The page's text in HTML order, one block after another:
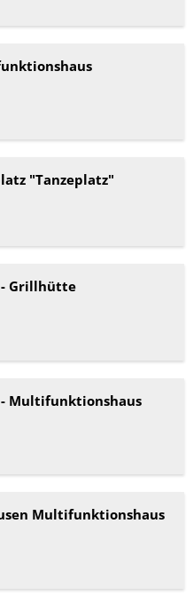
"Tanzeplatz"
Grillhütte
Multifunktionshaus
Multifunktionshaus